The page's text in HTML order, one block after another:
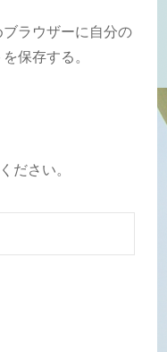
ラウザーに自分の
保存する。
ださい。